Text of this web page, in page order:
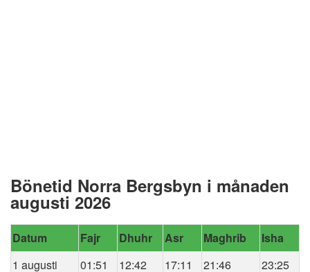
Bönetid Norra Bergsbyn i månaden
augusti 2026
Datum Fajr Dhuhr Asr Maghrib
Isha
1 augusti
01:51 12:42 17:11 21:46
23:25